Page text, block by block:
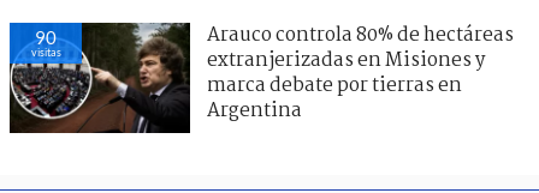
90
visitas
Arauco controla 80% de hectáreas
extranjerizadas en Misiones y
marca debate por tierras en
Argentina